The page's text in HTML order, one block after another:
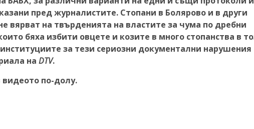
пред журналистите. Стопани в Болярово и в други
вярват на твърденията на властите за чума по дребни
бяха избити овцете и козите в много стопанства в
за тези сериозни документални нарушения
на DTV.
по-долу.